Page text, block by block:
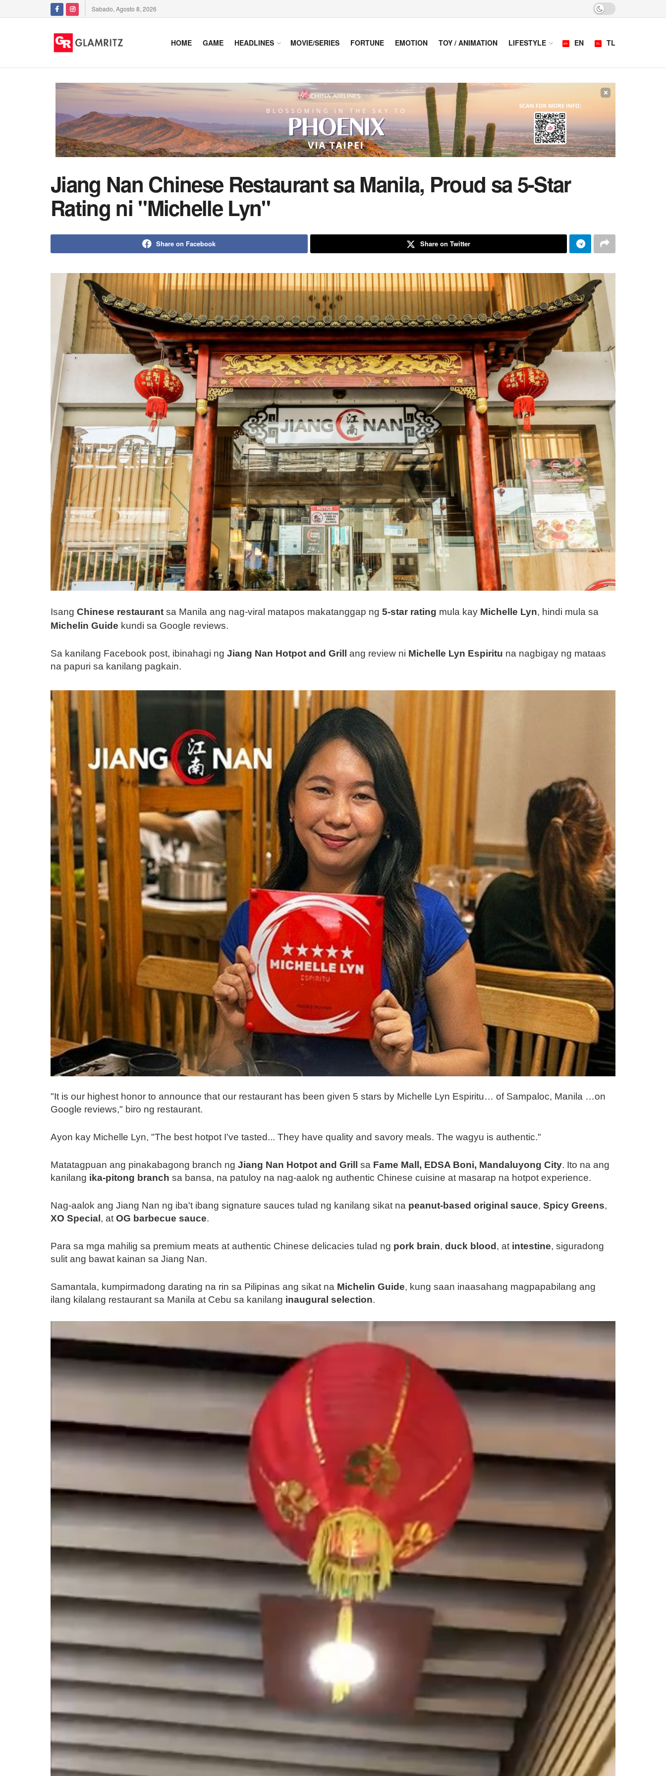
Sabado, Agosto 8, 2026
HOME GAME HEADLINES MOVIE/SERIES FORTUNE EMOTION TOY / ANIMATION LIFESTYLE EN TL
×
Jiang Nan Chinese Restaurant sa Manila, Proud sa 5-Star
Rating ni "Michelle Lyn"
Share on Facebook Share on Twitter
Isang Chinese restaurant sa Manila ang nag-viral matapos makatanggap ng 5-star rating mula kay Michelle Lyn, hindi mula sa
Michelin Guide kundi sa Google reviews.
Sa kanilang Facebook post, ibinahagi ng Jiang Nan Hotpot and Grill ang review ni Michelle Lyn Espiritu na nagbigay ng mataas
na papuri sa kanilang pagkain.
"It is our highest honor to announce that our restaurant has been given 5 stars by Michelle Lyn Espiritu… of Sampaloc, Manila …on
Google reviews," biro ng restaurant.
Ayon kay Michelle Lyn, "The best hotpot I’ve tasted... They have quality and savory meals. The wagyu is authentic."
Matatagpuan ang pinakabagong branch ng Jiang Nan Hotpot and Grill sa Fame Mall, EDSA Boni, Mandaluyong City. Ito na ang
kanilang ika-pitong branch sa bansa, na patuloy na nag-aalok ng authentic Chinese cuisine at masarap na hotpot experience.
Nag-aalok ang Jiang Nan ng iba't ibang signature sauces tulad ng kanilang sikat na peanut-based original sauce, Spicy Greens,
XO Special , at OG barbecue sauce.
Para sa mga mahilig sa premium meats at authentic Chinese delicacies tulad ng pork brain, duck blood , at intestine, siguradong
sulit ang bawat kainan sa Jiang Nan.
Samantala, kumpirmadong darating na rin sa Pilipinas ang sikat na Michelin Guide, kung saan inaasahang magpapabilang ang
ilang kilalang restaurant sa Manila at Cebu sa kanilang inaugural selection.